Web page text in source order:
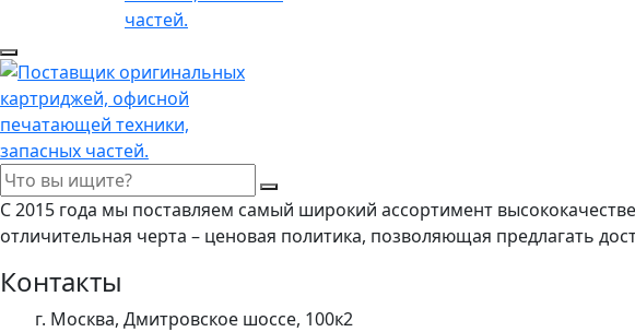
С 2015 года мы поставляем самый широкий ассортимент
отличительная черта – ценовая политика, позволяющая предлагать
Контакты
г. Москва, Дмитровское шоссе, 100к2